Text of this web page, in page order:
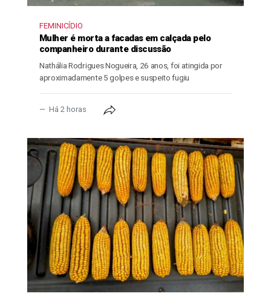
FEMINICÍDIO
Mulher é morta a facadas em calçada pelo
companheiro durante discussão
Nathália Rodrigues Nogueira, 26 anos, foi atingida por
aproximadamente 5 golpes e suspeito fugiu
Há 2 horas